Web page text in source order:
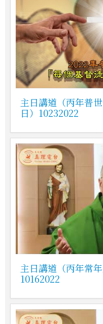
主日講道（丙年普
日）10232022
主日講道（丙年常
10162022